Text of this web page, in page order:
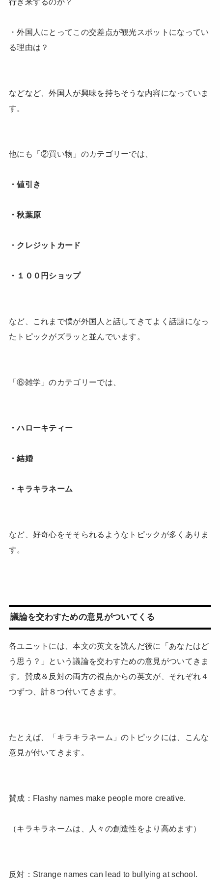
・外国人にとってこの交差点が観光スポットになってい
る理由は？
などなど、外国人が興味を持ちそうな内容になっていま
す。
他にも「②買い物」のカテゴリーでは、
・値引き
・秋葉原
・クレジットカード
・１００円ショップ
など、これまで僕が外国人と話してきてよく話題になっ
たトピックがズラッと並んでいます。
「⑥雑学」のカテゴリーでは、
・ハローキティー
・結婚
・キラキラネーム
など、好奇心をそそられるようなトピックが多くありま
す。
議論を交わすための意見がついてくる
各ユニットには、本文の英文を読んだ後に「あなたはど
う思う？」という議論を交わすための意見がついてきま
す。賛成＆反対の両方の視点からの英文が、それぞれ４
つずつ、計８つ付いてきます。
たとえば、「キラキラネーム」のトピックには、こんな
意見が付いてきます。
賛成：Flashy names make people more creative.
（キラキラネームは、人々の創造性をより高めます）
反対：Strange names can lead to bullying at school.